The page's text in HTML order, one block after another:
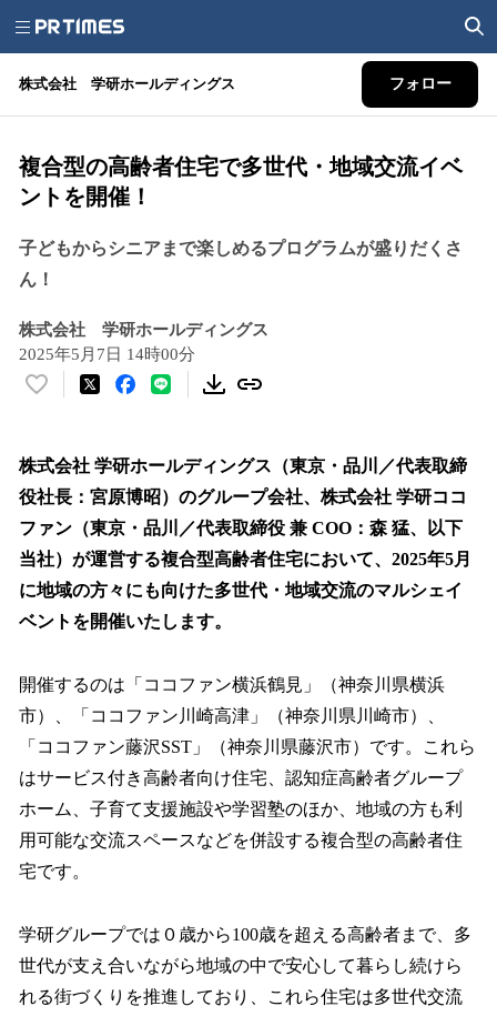
株式会社 学研ホールディングス フォロー
複合型の高齢者住宅で多世代・地域交流イベ
ントを開催！
子どもからシニアまで楽しめるプログラムが盛りだくさ
ん！
株式会社 学研ホールディングス
2025年5月7日 14時00分
い
！
数
を
読
み
込
み
中
す
株式会社 学研ホールディングス（東京・品川／代表取締
役社長：宮原博昭）のグループ会社、株式会社 学研ココ
ファン（東京・品川／代表取締役 兼 COO：森 猛、以下
当社）が運営する複合型高齢者住宅において、2025年5月
に地域の方々にも向けた多世代・地域交流のマルシェイ
ベントを開催いたします。
開催するのは「ココファン横浜鶴見」（神奈川県横浜
市）、「ココファン川崎高津」（神奈川県川崎市）、
「ココファン藤沢SST」（神奈川県藤沢市）です。これら
はサービス付き高齢者向け住宅、認知症高齢者グループ
ホーム、子育て支援施設や学習塾のほか、地域の方も利
用可能な交流スペースなどを併設する複合型の高齢者住
宅です。
学研グループでは０歳から100歳を超える高齢者まで、多
世代が支え合いながら地域の中で安心して暮らし続けら
れる街づくりを推進しており、これら住宅は多世代交流